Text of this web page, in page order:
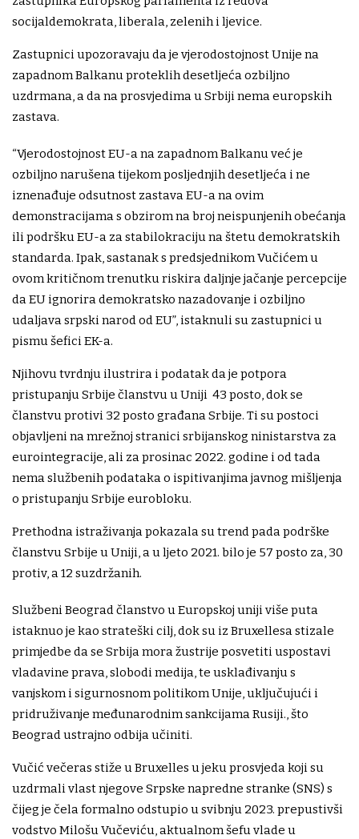
socijaldemokrata, liberala, zelenih i ljevice.
Zastupnici upozoravaju da je vjerodostojnost Unije na
zapadnom Balkanu proteklih desetljeća ozbiljno
uzdrmana, a da na prosvjedima u Srbiji nema europskih
zastava.
“Vjerodostojnost EU-a na zapadnom Balkanu već je
ozbiljno narušena tijekom posljednjih desetljeća i ne
iznenađuje odsutnost zastava EU-a na ovim
demonstracijama s obzirom na broj neispunjenih obećanja
ili podršku EU-a za stabilokraciju na štetu demokratskih
standarda. Ipak, sastanak s predsjednikom Vučićem u
ovom kritičnom trenutku riskira daljnje jačanje percepcije
da EU ignorira demokratsko nazadovanje i ozbiljno
udaljava srpski narod od EU”, istaknuli su zastupnici u
pismu šefici EK-a.
Njihovu tvrdnju ilustrira i podatak da je potpora
pristupanju Srbije članstvu u Uniji 43 posto, dok se
članstvu protivi 32 posto građana Srbije. Ti su postoci
objavljeni na mrežnoj stranici srbijanskog ninistarstva za
eurointegracije, ali za prosinac 2022. godine i od tada
nema službenih podataka o ispitivanjima javnog mišljenja
o pristupanju Srbije eurobloku.
Prethodna istraživanja pokazala su trend pada podrške
članstvu Srbije u Uniji, a u ljeto 2021. bilo je 57 posto za, 30
protiv, a 12 suzdržanih.
Službeni Beograd članstvo u Europskoj uniji više puta
istaknuo je kao strateški cilj, dok su iz Bruxellesa stizale
primjedbe da se Srbija mora žustrije posvetiti uspostavi
vladavine prava, slobodi medija, te usklađivanju s
vanjskom i sigurnosnom politikom Unije, uključujući i
pridruživanje međunarodnim sankcijama Rusiji., što
Beograd ustrajno odbija učiniti.
Vučić večeras stiže u Bruxelles u jeku prosvjeda koji su
uzdrmali vlast njegove Srpske napredne stranke (SNS) s
čijeg je čela formalno odstupio u svibnju 2023. prepustivši
vodstvo Milošu Vučeviću, aktualnom šefu vlade u